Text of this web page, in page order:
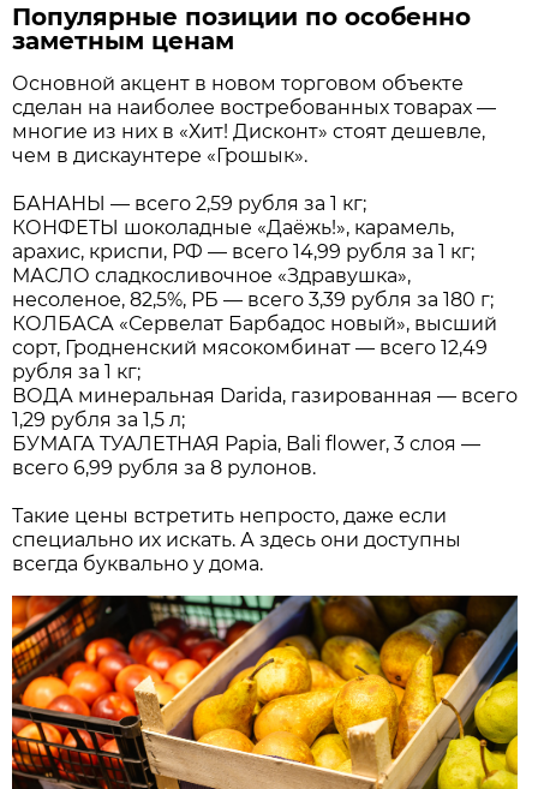
Популярные позиции по особенно
заметным ценам
Основной акцент в новом торговом объекте
сделан на наиболее востребованных товарах —
многие из них в «Хит! Дисконт» стоят дешевле,
чем в дискаунтере «Грошык».
БАНАНЫ — всего 2,59 рубля за 1 кг;
КОНФЕТЫ шоколадные «Даёжь!», карамель,
арахис, криспи, РФ — всего 14,99 рубля за 1 кг;
МАСЛО сладкосливочное «Здравушка»,
несоленое, 82,5%, РБ — всего 3,39 рубля за 180 г;
КОЛБАСА «Сервелат Барбадос новый», высший
сорт, Гродненский мясокомбинат — всего 12,49
рубля за 1 кг;
ВОДА минеральная Darida, газированная — всего
1,29 рубля за 1,5 л;
БУМАГА ТУАЛЕТНАЯ Papia, Bali flower, 3 слоя —
всего 6,99 рубля за 8 рулонов.
Такие цены встретить непросто, даже если
специально их искать. А здесь они доступны
всегда буквально у дома.